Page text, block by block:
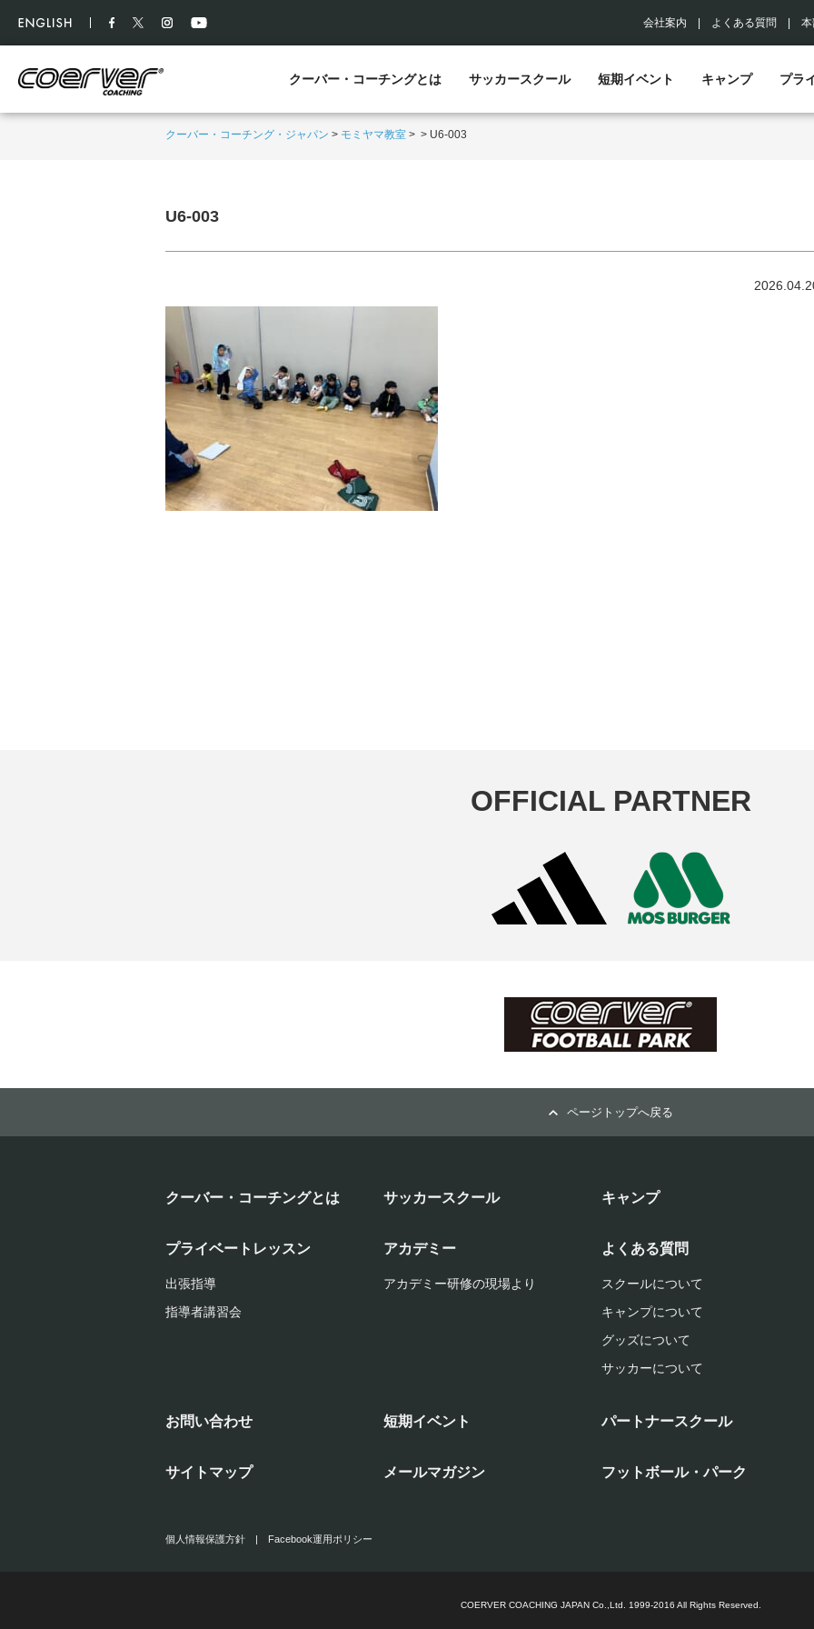
会社案内 よくある質問
クーバー・コーチングとは サッカースクール 短期イベント キャンプ プラ
クーバー・コーチング・ジャパン > モミヤマ教室 > > U6-003
U6-003
OFFICIAL PARTNER
ページトップへ戻る
クーバー・コーチングとは サッカースクール キャンプ
プライベートレッスン
出張指導
指導者講習会
アカデミー
アカデミー研修の現場より
よくある質問
スクールについて
キャンプについて
グッズについて
サッカーについて
お問い合わせ 短期イベント パートナースクール
サイトマップ メールマガジン フットボール・パーク
個人情報保護方針 | Facebook運用ポリシー
COERVER COACHING JAPAN Co.,Ltd. 1999-2016 All Rights Reserved.